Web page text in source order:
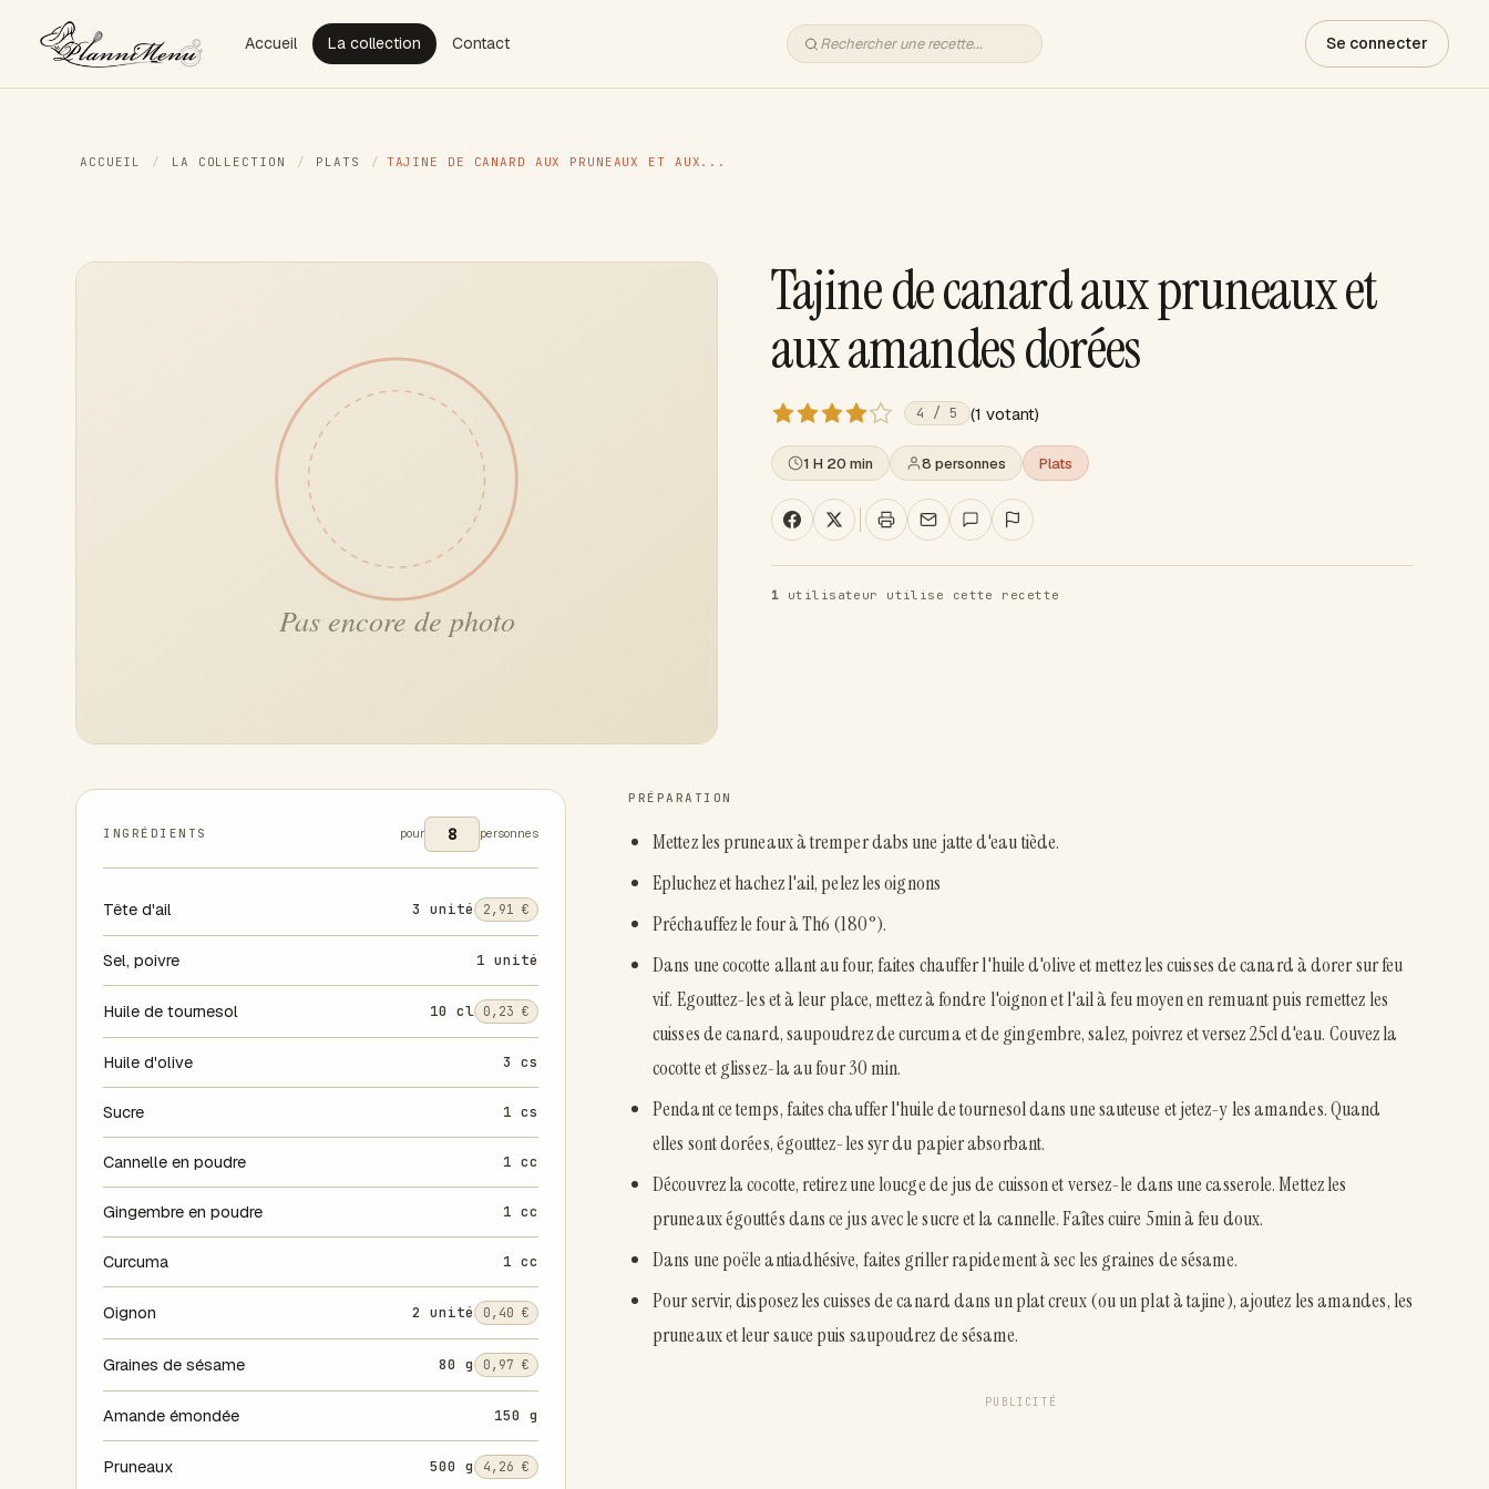
Accueil La collection Contact Se connecter
ACCUEIL / LA COLLECTION / PLATS / TAJINE DE CANARD AUX PRUNEAUX ET AUX...
Tajine de canard aux pruneaux et
aux amandes dorées
4 / 5 (1 votant)
1 H 20 min 8 personnes Plats
1 utilisateur utilise cette recette
INGRÉDIENTS pour personnes
Tête d'ail 3 unité 2,91 €
Sel, poivre 1 unité
Huile de tournesol 10 cl 0,23 €
Huile d'olive 3 cs
Sucre 1 cs
Cannelle en poudre 1 cc
Gingembre en poudre 1 cc
Curcuma 1 cc
Oignon 2 unité 0,40 €
Graines de sésame 80 g 0,97 €
Amande émondée 150 g
Pruneaux 500 g 4,26 €
PRÉPARATION
Mettez les pruneaux à tremper dabs une jatte d'eau tiède.
Epluchez et hachez l'ail, pelez les oignons
Préchauffez le four à Th6 (180°).
Dans une cocotte allant au four, faites chauffer l'huile d'olive et mettez les cuisses de canard à dorer sur feu
vif. Egouttez-les et à leur place, mettez à fondre l'oignon et l'ail à feu moyen en remuant puis remettez les
cuisses de canard, saupoudrez de curcuma et de gingembre, salez, poivrez et versez 25cl d'eau. Couvez la
cocotte et glissez-la au four 30 min.
Pendant ce temps, faites chauffer l'huile de tournesol dans une sauteuse et jetez-y les amandes. Quand
elles sont dorées, égouttez-les syr du papier absorbant.
Découvrez la cocotte, retirez une loucge de jus de cuisson et versez-le dans une casserole. Mettez les
pruneaux égouttés dans ce jus avec le sucre et la cannelle. Faîtes cuire 5min à feu doux.
Dans une poële antiadhésive, faites griller rapidement à sec les graines de sésame.
Pour servir, disposez les cuisses de canard dans un plat creux (ou un plat à tajine), ajoutez les amandes, les
pruneaux et leur sauce puis saupoudrez de sésame.
PUBLICITÉ